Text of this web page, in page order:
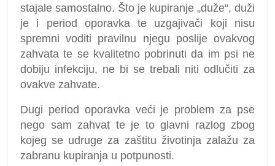
stajale samostalno. Što je kupiranje „duže“, duži
je i period oporavka te uzgajivači koji nisu
spremni voditi pravilnu njegu poslije ovakvog
zahvata te se kvalitetno pobrinuti da im psi ne
dobiju infekciju, ne bi se trebali niti odlučiti za
ovakve zahvate.
Dugi period oporavka veći je problem za pse
nego sam zahvat te je to glavni razlog zbog
kojeg se udruge za zaštitu životinja zalažu za
zabranu kupiranja u potpunosti.